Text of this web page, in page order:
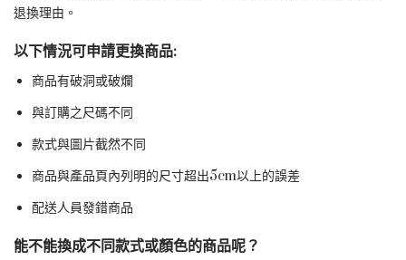
退換理由。
以下情況可申請更換商品:
商品有破洞或破爛
與訂購之尺碼不同
款式與圖片截然不同
商品與產品頁內列明的尺寸超出5cm以上的誤差
配送人員發錯商品
能不能換成不同款式或顏色的商品呢？